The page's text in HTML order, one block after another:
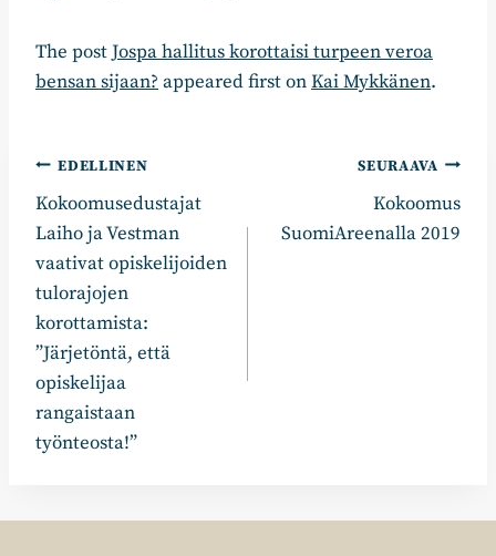
The post Jospa hallitus korottaisi turpeen veroa
bensan sijaan? appeared first onKai Mykkänen.
Artikkelien
selaus
EDELLINEN
Kokoomusedustajat
Laiho ja Vestman
vaativat opiskelijoiden
tulorajojen
korottamista:
”Järjetöntä, että
opiskelijaa
rangaistaan
työnteosta!”
SEURAAVA
Kokoomus
SuomiAreenalla 2019